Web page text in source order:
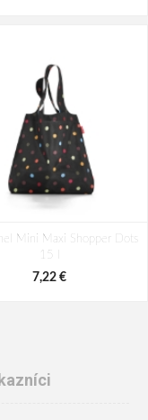
Mini Maxi Shopper Dots
15 l
7,22 €